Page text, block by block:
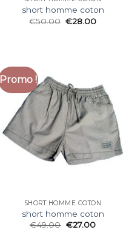
short homme coton
€50.00 €28.00
Promo !
SHORT HOMME COTON
short homme coton
€49.00 €27.00